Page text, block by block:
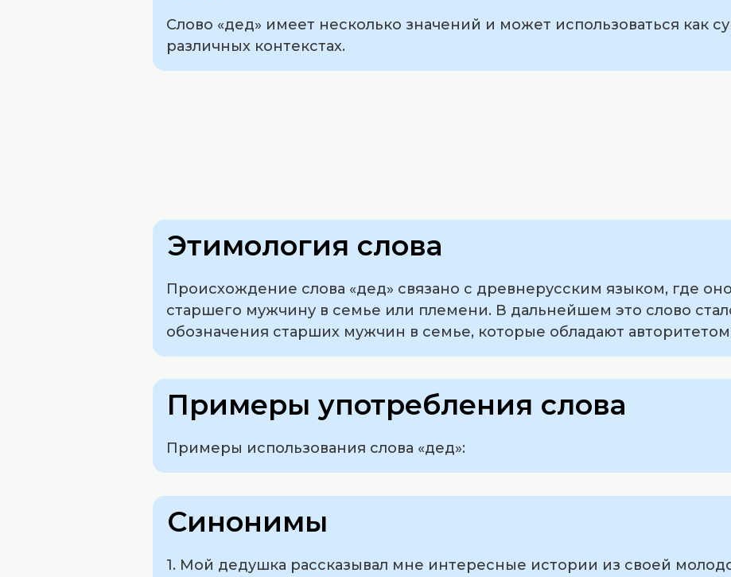
Слово «дед» имеет несколько значений и может использоваться как
различных контекстах.
Этимология слова
Происхождение слова «дед» связано с древнерусским языком, где
старшего мужчину в семье или племени. В дальнейшем это слово
обозначения старших мужчин в семье, которые обладают
Примеры употребления слова
Примеры использования слова «дед»:
Синонимы
1. Мой дедушка рассказывал мне интересные истории из своей